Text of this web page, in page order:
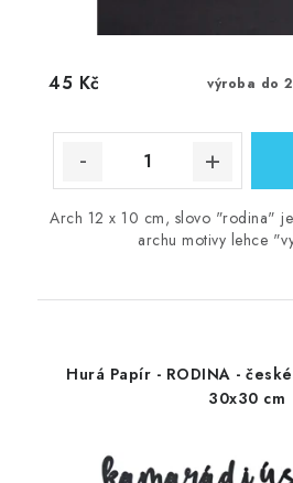
výroba do
45 Kč
Arch 12 x 10 cm, slovo "rodina"
archu motivy lehce
Hurá Papír - RODINA -
30x30 cm